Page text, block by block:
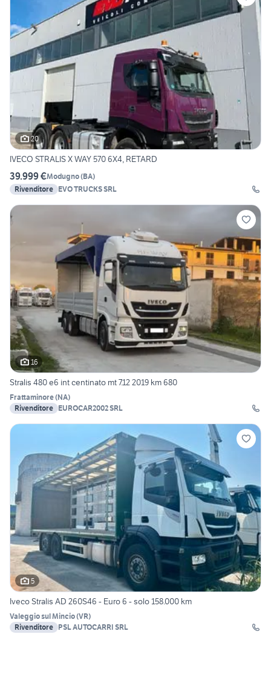
20
IVECO STRALIS X WAY 570 6X4, RETARD
39.999 €Modugno(BA)
Rivenditore EVO TRUCKS SRL
16
Stralis 480 e6 int centinato mt 7.12 2019 km 680
Frattaminore(NA)
Rivenditore EUROCAR2002 SRL
5
Iveco Stralis AD 260S46 - Euro 6 - solo 158.000 km
Valeggio sul Mincio(VR)
Rivenditore PSL AUTOCARRI SRL